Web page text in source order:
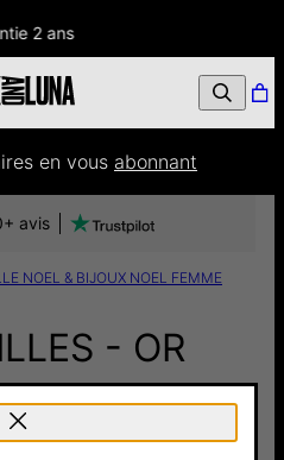
2 ans
en vous abonnant
NOEL & BIJOUX NOEL FEMME
- OR
avis